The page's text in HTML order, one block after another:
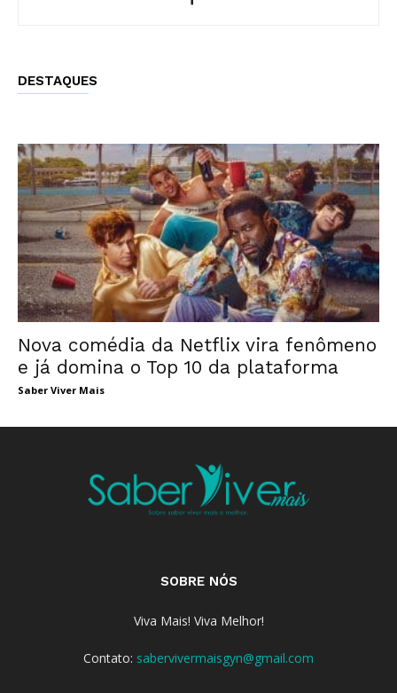
DESTAQUES
Nova comédia da Netflix vira fenômeno
e já domina o Top 10 da plataforma
Saber Viver Mais
SOBRE NÓS
Viva Mais! Viva Melhor!
Contato: sabervivermaisgyn@gmail.com